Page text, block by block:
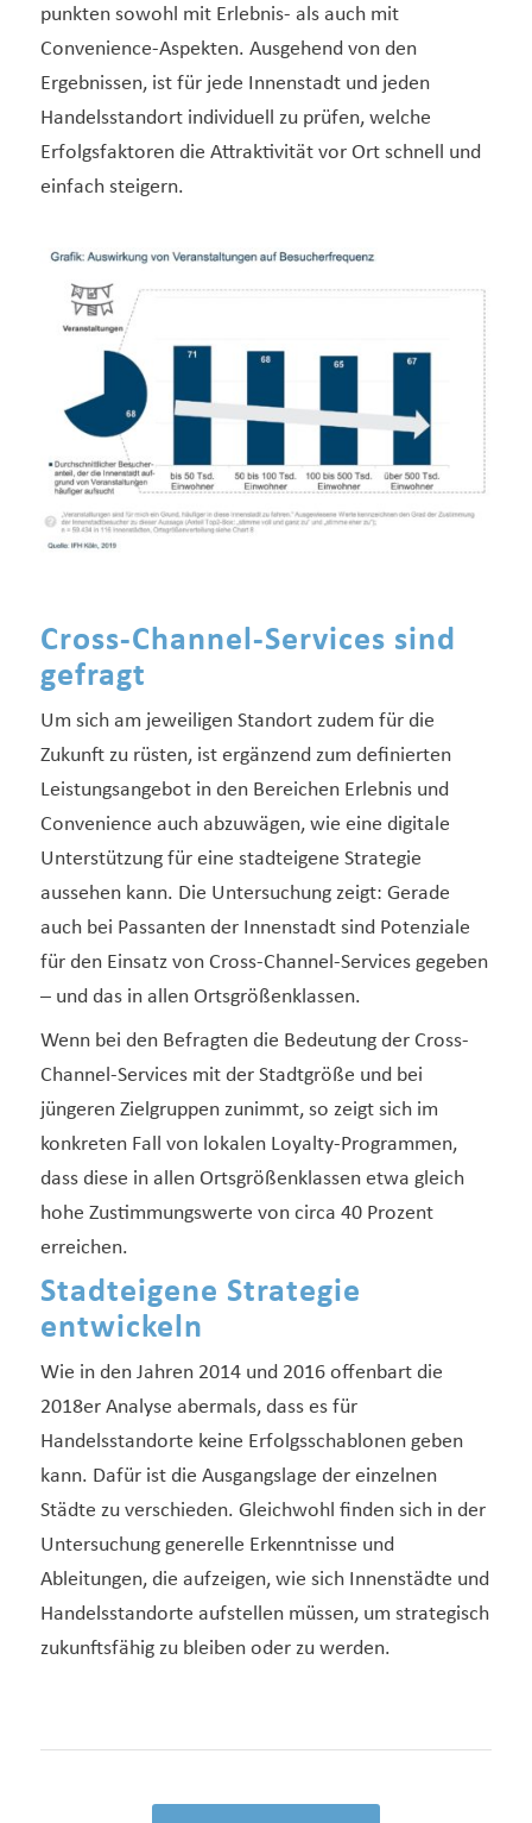
punkten sowohl mit Erlebnis- als auch mit
Convenience-Aspekten. Ausgehend von den
Ergebnissen, ist für jede Innenstadt und jeden
Handelsstandort individuell zu prüfen, welche
Erfolgsfaktoren die Attraktivität vor Ort schnell und
einfach steigern.
Cross-Channel-Services sind
gefragt
Um sich am jeweiligen Standort zudem für die
Zukunft zu rüsten, ist ergänzend zum definierten
Leistungsangebot in den Bereichen Erlebnis und
Convenience auch abzuwägen, wie eine digitale
Unterstützung für eine stadteigene Strategie
aussehen kann. Die Untersuchung zeigt: Gerade
auch bei Passanten der Innenstadt sind Potenziale
für den Einsatz von Cross-Channel-Services gegeben
– und das in allen Ortsgrößenklassen.
Wenn bei den Befragten die Bedeutung der Cross-
Channel-Services mit der Stadtgröße und bei
jüngeren Zielgruppen zunimmt, so zeigt sich im
konkreten Fall von lokalen Loyalty-Programmen,
dass diese in allen Ortsgrößenklassen etwa gleich
hohe Zustimmungswerte von circa 40 Prozent
erreichen.
Stadteigene Strategie
entwickeln
Wie in den Jahren 2014 und 2016 offenbart die
2018er Analyse abermals, dass es für
Handelsstandorte keine Erfolgsschablonen geben
kann. Dafür ist die Ausgangslage der einzelnen
Städte zu verschieden. Gleichwohl finden sich in der
Untersuchung generelle Erkenntnisse und
Ableitungen, die aufzeigen, wie sich Innenstädte und
Handelsstandorte aufstellen müssen, um strategisch
zukunftsfähig zu bleiben oder zu werden.